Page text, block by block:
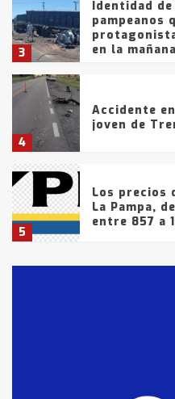
3
Identidad
pampeanos
en la
4
Accidente
joven de
5
Los precios
La Pampa,
entre 857 a
fueron